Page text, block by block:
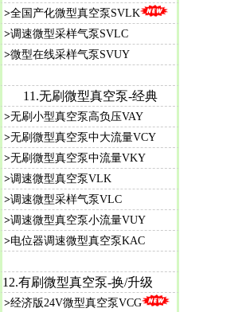
>全国产化微型真空泵SVLK
>调速微型采样气泵SVLC
>微型在线采样气泵SVUY
11.无刷微型真空泵-经典
>无刷小型真空泵高负压VAY
>无刷微型真空泵中大流量VCY
>无刷微型真空泵中流量VKY
>调速微型真空泵VLK
>调速微型采样气泵VLC
>调速微型真空泵小流量VUY
>电位器调速微型真空泵KAC
12.有刷微型真空泵-换/升级
>经济版24V微型真空泵VCG